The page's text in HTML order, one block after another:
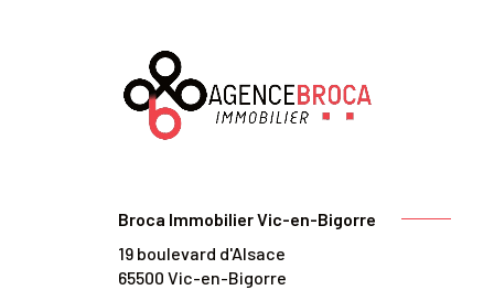
Broca Immobilier Vic-en-Bigorre
19 boulevard d'Alsace
65500 Vic-en-Bigorre